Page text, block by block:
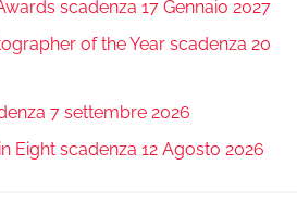
scadenza 17 Gennaio 2027
of the Year scadenza 20
7 settembre 2026
Eight scadenza 12 Agosto 2026